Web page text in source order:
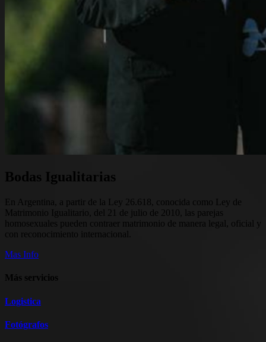
Bodas Igualitarias
En Argentina, a partir de la Ley 26.618, conocida como Ley de
Matrimonio Igualitario, del 21 de julio de 2010, las parejas
homosexuales pueden contraer matrimonio de manera legal, oficial y
con reconocimiento internacional.
Mas Info
Más servicios
Logistica
Fotógrafos